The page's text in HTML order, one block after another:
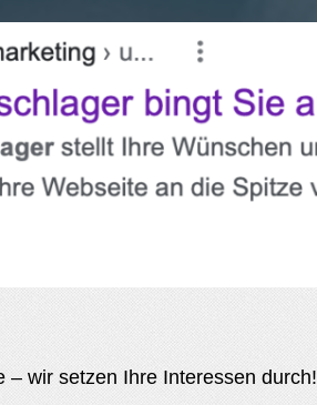
– wir setzen Ihre Interessen durch!